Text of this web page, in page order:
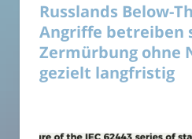
Russlands Below-
Angriffe betreiben
Zermürbung ohne
gezielt langfristig